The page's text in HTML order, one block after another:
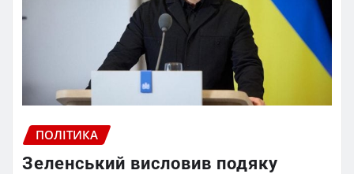
ПОЛІТИКА
Зеленський висловив подяку